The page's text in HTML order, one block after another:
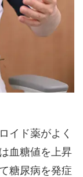
イド薬がよく
血糖値を上昇
糖尿病を発症